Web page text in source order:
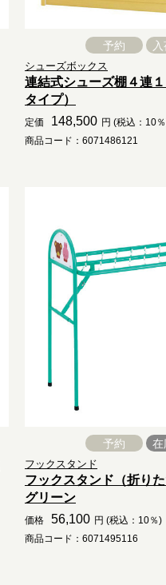
予約
シューズボックス
連結式シューズ棚４連
タイプ）
定価 148,500 円 (税込：10
商品コード：6071486121
予約 在
フックスタンド
フックスタンド（折り
グリーン
価格 56,100 円 (税込：10％)
商品コード：6071495116